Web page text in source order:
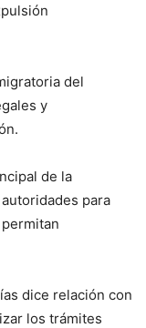
del
y
de la
para
dice relación con
los trámites